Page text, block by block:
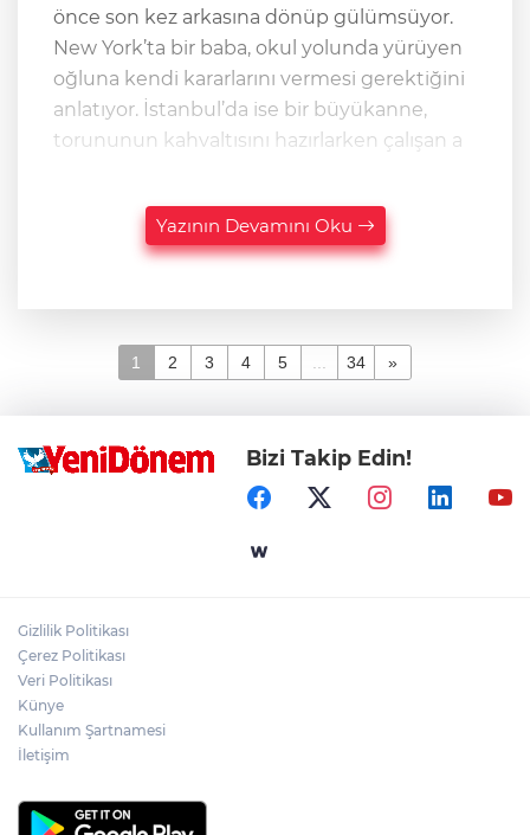
önce son kez arkasına dönüp gülümsüyor.
New York’ta bir baba, okul yolunda yürüyen
oğluna kendi kararlarını vermesi gerektiğini
anlatıyor. İstanbul’da ise bir büyükanne,
torununun kahvaltısını hazırlarken çalışan a
Yazının Devamını Oku
1 2 3 4 5 34 »
Bizi Takip Edin!
Gizlilik Politikası
Çerez Politikası
Veri Politikası
Künye
Kullanım Şartnamesi
İletişim